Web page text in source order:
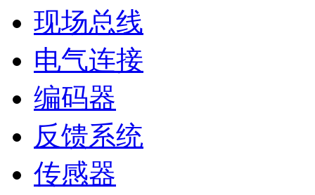
现场总线
电气连接
编码器
反馈系统
传感器